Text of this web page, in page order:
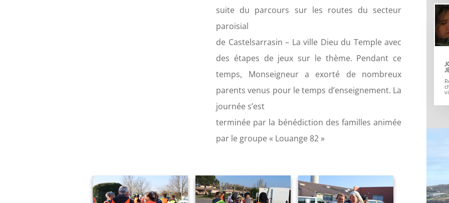
suite du parcours sur les routes du secteur
paroisial
de Castelsarrasin – La ville Dieu du Temple avec
des étapes de jeux sur le thème. Pendant ce
temps, Monseigneur a exorté de nombreux
parents venus pour le temps d’enseignement. La
journée s’est
terminée par la bénédiction des familles animée
par le groupe « Louange 82 »